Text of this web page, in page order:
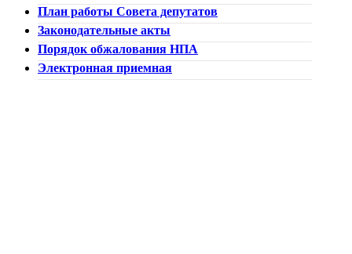
План работы Совета депутатов
Законодательные акты
Порядок обжалования НПА
Электронная приемная